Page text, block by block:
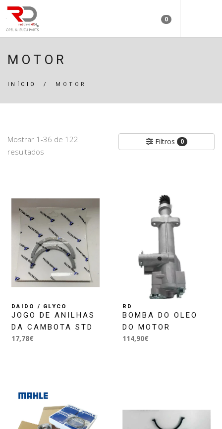
0
MOTOR
INÍCIO / MOTOR
Mostrar 1-36 de 122
resultados
Filtros 0
DAIDO / GLYCO
JOGO DE ANILHAS
DA CAMBOTA STD
17,78€
RD
BOMBA DO OLEO
DO MOTOR
114,90€